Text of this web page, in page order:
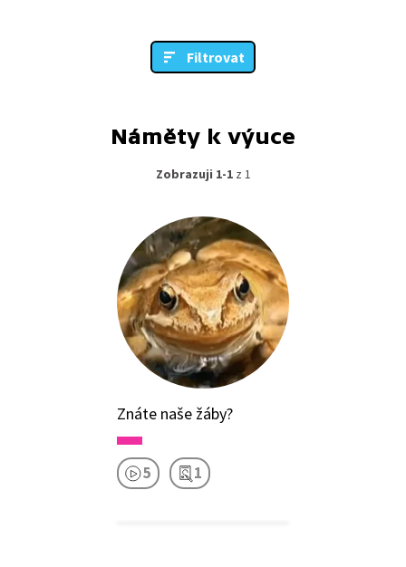
Filtrovat
Náměty k výuce
Zobrazuji 1-1z 1
Znáte naše žáby?
5 1